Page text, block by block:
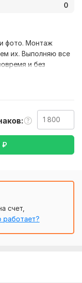
0
фото. Монтаж
их. Выполняю все
и без
фото или
тексты
₽
счет,
работает?